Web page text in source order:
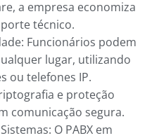
a empresa economiza
técnico.
Funcionários podem
lugar, utilizando
ou telefones IP.
e proteção
comunicação segura.
O PABX em